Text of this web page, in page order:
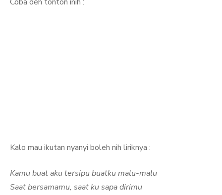
Kalo mau ikutan nyanyi boleh nih liriknya :
Kamu buat aku tersipu buatku malu-malu
Saat bersamamu, saat ku sapa dirimu